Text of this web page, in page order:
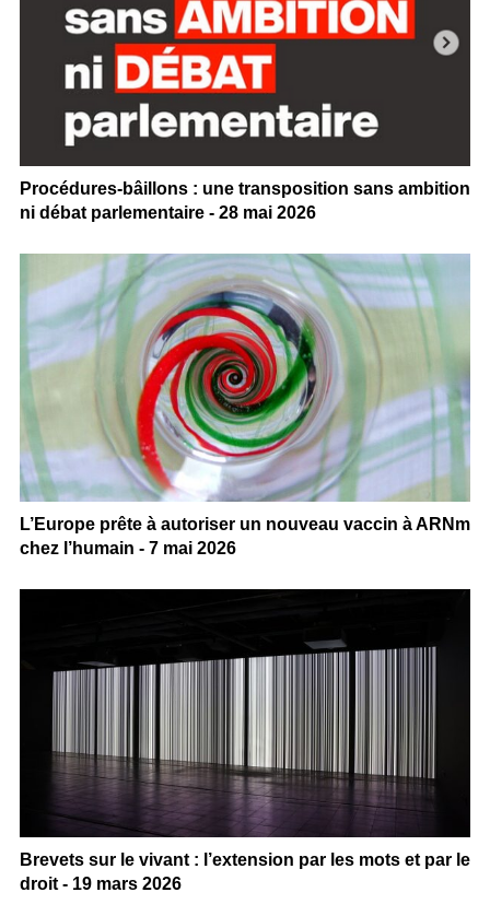
Procédures-bâillons : une transposition sans ambition
ni débat parlementaire - 28 mai 2026
L’Europe prête à autoriser un nouveau vaccin à ARNm
chez l’humain - 7 mai 2026
Brevets sur le vivant : l’extension par les mots et par le
droit - 19 mars 2026